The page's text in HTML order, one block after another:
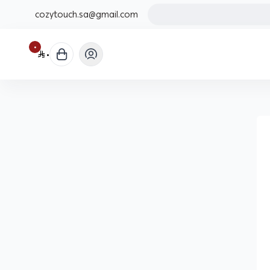
cozytouch.sa@gmail.com
٠ ٠